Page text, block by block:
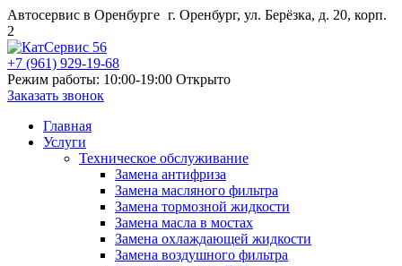
Автосервис в Оренбурге г. Оренбург, ул. Берёзка, д. 20, корп.
2
+7 (961) 929-19-68
Режим работы: 10:00-19:00 Открыто
Заказать звонок
Главная
Услуги
Техническое обслуживание
Замена антифриза
Замена масляного фильтра
Замена тормозной жидкости
Замена масла в мостах
Замена охлаждающей жидкости
Замена воздушного фильтра